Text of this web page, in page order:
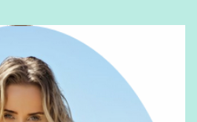
que além de informação
mais preocupantes, do tipo que
neste espaço, vou trabalhar a ideia
informações, mas que gere de
conhecimento... Exemplo: o